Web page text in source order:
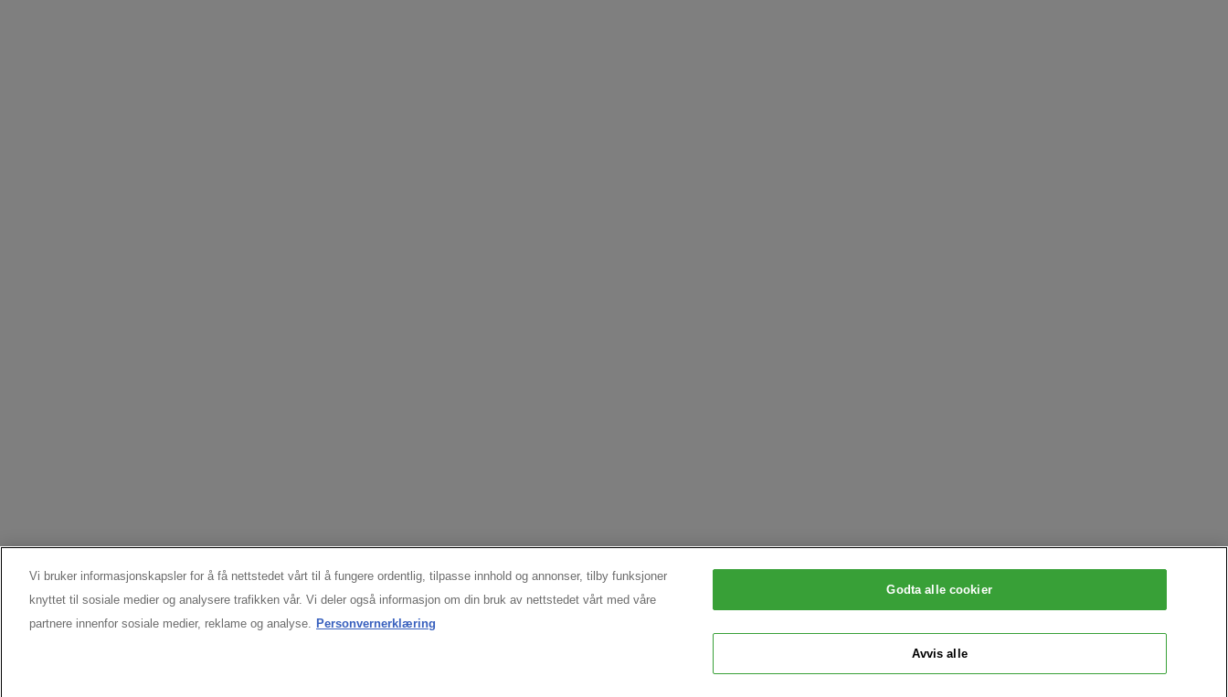
Vi bruker informasjonskapsler for å få nettstedet vårt til å fungere ordentlig, tilpasse innhold og annonser, tilby funksjoner
knyttet til sosiale medier og analysere trafikken vår. Vi deler også informasjon om din bruk av nettstedet vårt med våre
partnere innenfor sosiale medier, reklame og analyse. Personvernerklæring
Avvis alle
Godta alle cookier